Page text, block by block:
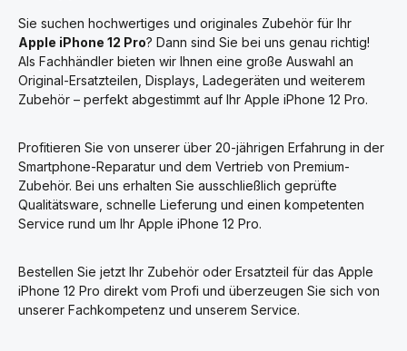
Sie suchen hochwertiges und originales Zubehör für Ihr
Apple iPhone 12 Pro? Dann sind Sie bei uns genau richtig!
Als Fachhändler bieten wir Ihnen eine große Auswahl an
Original-Ersatzteilen, Displays, Ladegeräten und weiterem
Zubehör – perfekt abgestimmt auf Ihr Apple iPhone 12 Pro.
Profitieren Sie von unserer über 20-jährigen Erfahrung in der
Smartphone-Reparatur und dem Vertrieb von Premium-
Zubehör. Bei uns erhalten Sie ausschließlich geprüfte
Qualitätsware, schnelle Lieferung und einen kompetenten
Service rund um Ihr Apple iPhone 12 Pro.
Bestellen Sie jetzt Ihr Zubehör oder Ersatzteil für das Apple
iPhone 12 Pro direkt vom Profi und überzeugen Sie sich von
unserer Fachkompetenz und unserem Service.